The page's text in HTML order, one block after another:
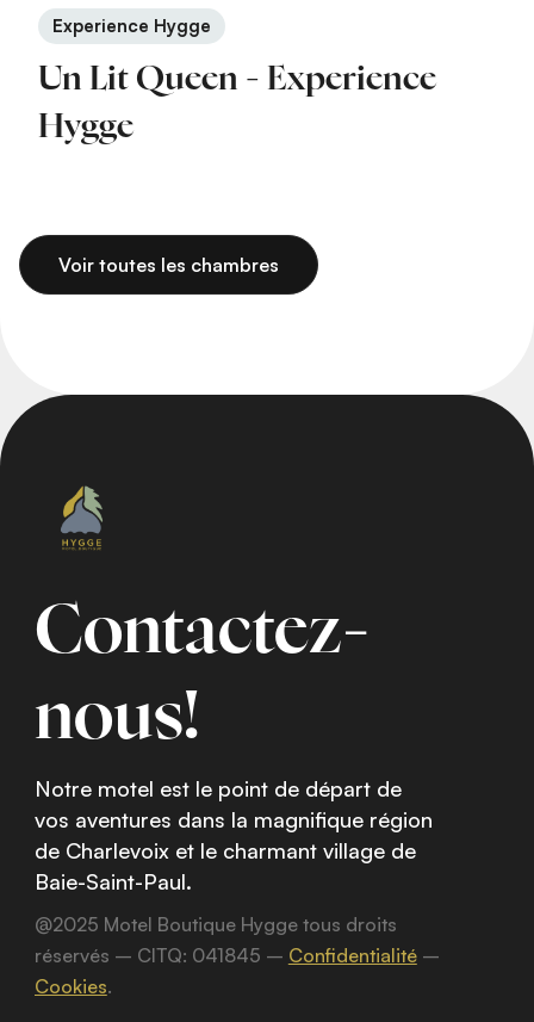
Experience Hygge
Un Lit Queen - Experience
Hygge
Voir toutes les chambres
Contactez-
nous!
Notre motel est le point de départ de
vos aventures dans la magnifique région
de Charlevoix et le charmant village de
Baie-Saint-Paul.
@2025 Motel Boutique Hygge tous droits
réservés – CITQ: 041845 – Confidentialité–
Cookies.